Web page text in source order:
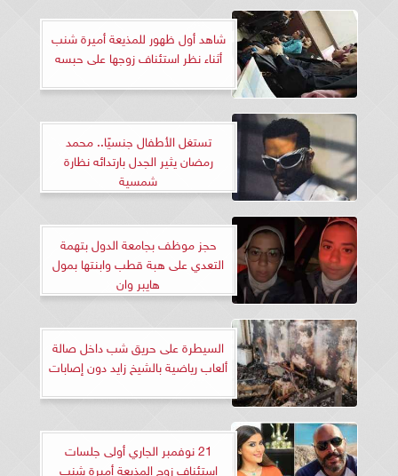
شاهد أول ظهور للمذيعة أميرة شنب
أثناء نظر استئناف زوجها على حبسه
تستغل الأطفال جنسيًا.. محمد
رمضان يثير الجدل بارتدائه نظارة
شمسية
حجز موظف بجامعة الدول بتهمة
التعدي على هبة قطب وابنتها بمول
هايبر وان
السيطرة على حريق شب داخل صالة
ألعاب رياضية بالشيخ زايد دون إصابات
21 نوفمبر الجاري أولى جلسات
استئناف زوج المذيعة أميرة شنب